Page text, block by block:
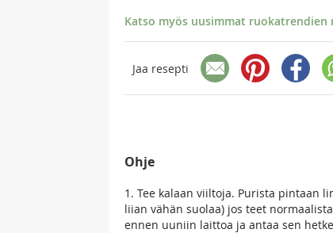
Katso myös uusimmat ruokatrendien
Jaa resepti
Ohje
1. Tee kalaan viiltoja. Purista pintaan
liian vähän suolaa) jos teet
ennen uuniin laittoa ja antaa sen